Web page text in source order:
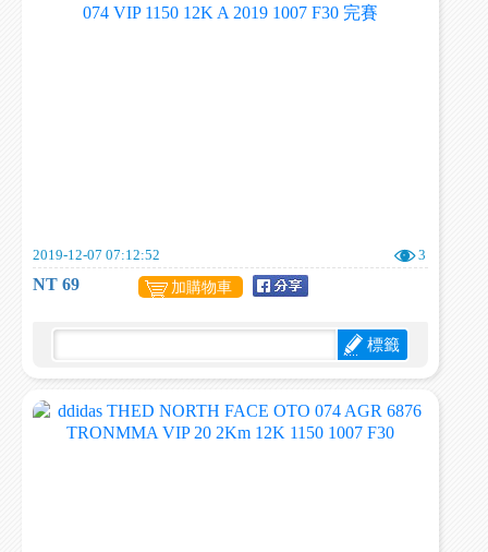
2019-12-07 07:12:52 3
NT 69 加購物車
標籤